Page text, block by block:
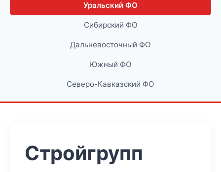
Уральский ФО
Сибирский ФО
Дальневосточный ФО
Южный ФО
Северо-Кавказский ФО
Стройгрупп